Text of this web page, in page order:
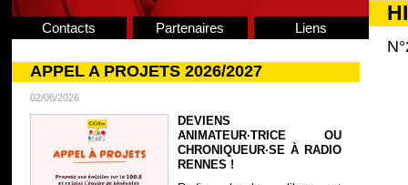
Contacts Partenaires Liens
APPEL A PROJETS 2026/2027
02/06/2026
DEVIENS
ANIMATEUR·TRICE OU
CHRONIQUEUR·SE À RADIO
RENNES !